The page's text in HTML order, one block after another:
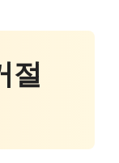
절